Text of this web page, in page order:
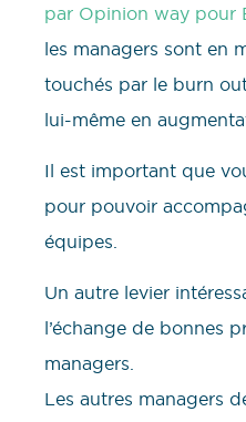
par Opinion way pour
les managers sont en
touchés par le burn
lui-même en
Il est important que
pour pouvoir
équipes.
Un autre levier
l’échange de bonnes
managers.
Les autres managers